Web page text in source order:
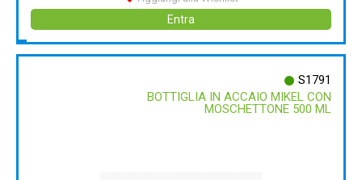
Entra
S1791
BOTTIGLIA IN ACCAIO MIKEL CON
MOSCHETTONE 500 ML